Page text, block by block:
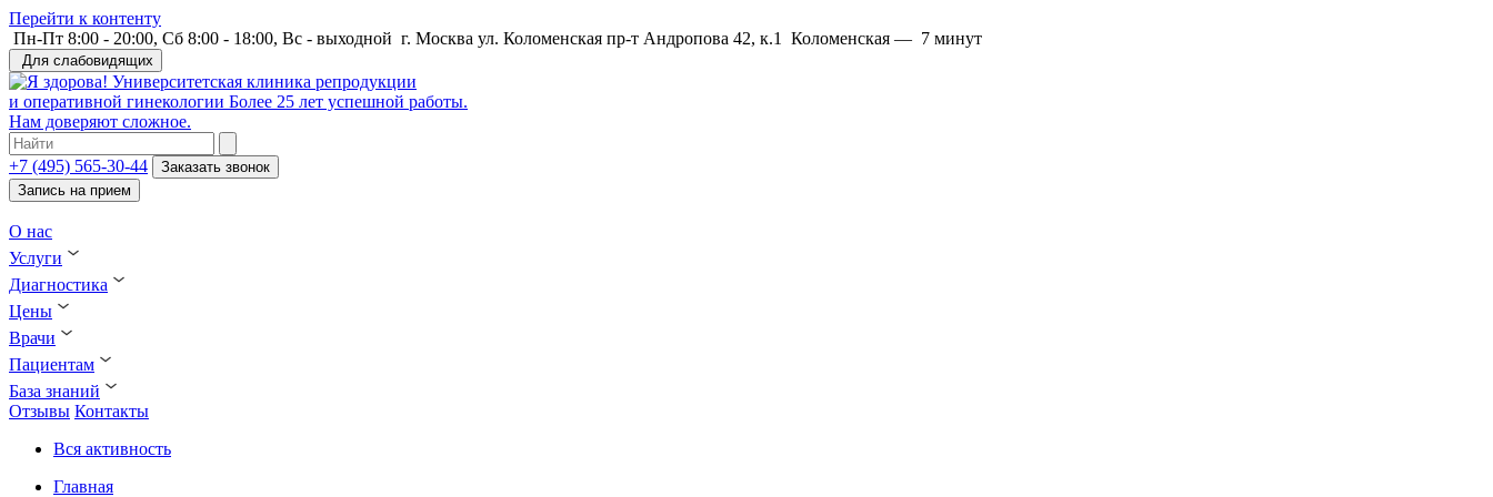
Перейти к контенту
Пн-Пт 8:00 - 20:00, Сб 8:00 - 18:00, Вс - выходной г. Москва ул. Коломенская пр-т Андропова 42, к.1 Коломенская — 7 минут
Для слабовидящих
Университетская клиника репродукции
и оперативной гинекологии Более 25 лет успешной работы.
Нам доверяют сложное.
+7 (495) 565-30-44
Заказать звонок
Запись на прием
О нас
Услуги
Диагностика
Цены
Врачи
Пациентам
База знаний
Отзывы Контакты
Вся активность
Главная